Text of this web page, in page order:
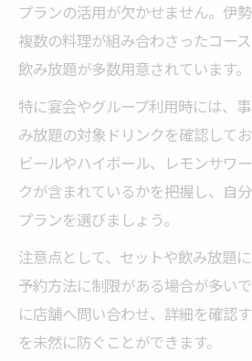
プランの活用が欠かせません。伊
複数の料理が組み合わさったコー
飲み放題が多数用意されています。
特に宴会やグループ利用時には、
み放題の対象ドリンクを確認してお
ビールやハイボール、レモンサワ
クが含まれているかを把握し、自
プランを選びましょう。
注意点として、セットや飲み放題に
予約方法に制限がある場合が多い
に店舗へ問い合わせ、詳細を確認
を未然に防ぐことができます。